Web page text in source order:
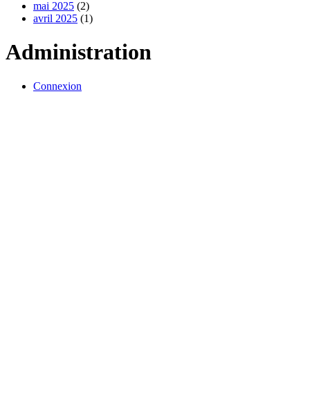
mai 2025 (2)
avril 2025 (1)
Administration
Connexion